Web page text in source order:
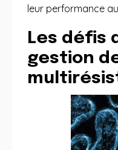
leur performance
Les défis
gestion